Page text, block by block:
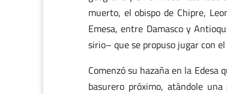
muerto, el obispo de Chipre,
Emesa, entre Damasco y
sirio– que se propuso jugar con
Comenzó su hazaña en la
basurero próximo, atándole